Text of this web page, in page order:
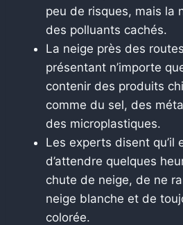
peu de risques, mais la
des polluants cachés.
La neige près des
présentant n’importe
contenir des produits
comme du sel, des
des microplastiques.
Les experts disent qu’il
d’attendre quelques
chute de neige, de ne
neige blanche et de
colorée.